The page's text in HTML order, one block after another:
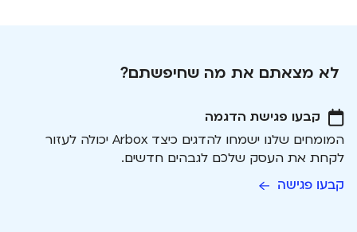
לא מצאתם את מה שחיפשתם?
קבעו פגישת הדגמה
המומחים שלנו ישמחו להדגים כיצד Arbox יכולה לעזור
לקחת את העסק שלכם לגבהים חדשים.
קבעו פגישה